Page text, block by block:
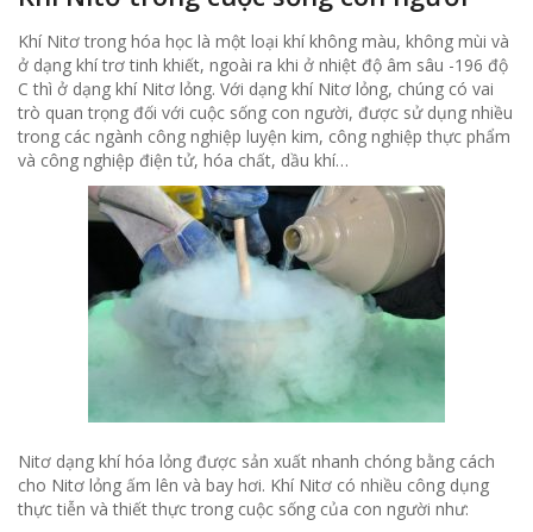
Khí Nitơ trong hóa học là một loại khí không màu, không mùi và
ở dạng khí trơ tinh khiết, ngoài ra khi ở nhiệt độ âm sâu -196 độ
C thì ở dạng khí Nitơ lỏng. Với dạng khí Nitơ lỏng, chúng có vai
trò quan trọng đối với cuộc sống con người, được sử dụng nhiều
trong các ngành công nghiệp luyện kim, công nghiệp thực phẩm
và công nghiệp điện tử, hóa chất, dầu khí…
Nitơ dạng khí hóa lỏng được sản xuất nhanh chóng bằng cách
cho Nitơ lỏng ấm lên và bay hơi. Khí Nitơ có nhiều công dụng
thực tiễn và thiết thực trong cuộc sống của con người như: